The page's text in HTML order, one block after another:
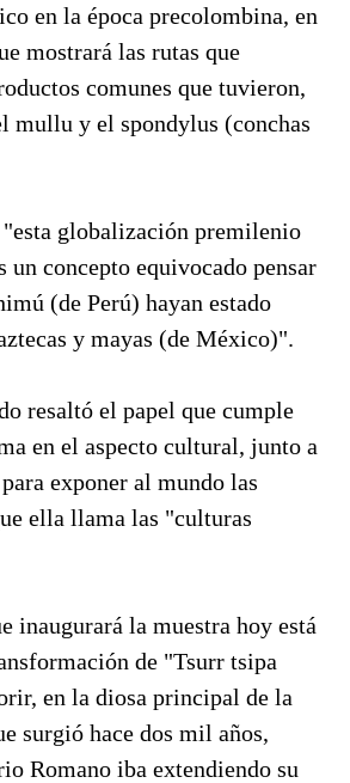
en la época precolombina, en
mostrará las rutas que
comunes que tuvieron,
mullu y el spondylus (conchas
globalización premilenio
un concepto equivocado pensar
(de Perú) hayan estado
y mayas (de México)".
resaltó el papel que cumple
en el aspecto cultural, junto a
exponer al mundo las
ella llama las "culturas
inaugurará la muestra hoy está
de "Tsurr tsipa
en la diosa principal de la
surgió hace dos mil años,
Romano iba extendiendo su